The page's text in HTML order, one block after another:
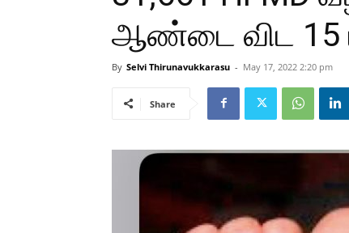
ஆண்டை விட 15
By Selvi Thirunavukkarasu - May 17, 2022 2:20 pm
Share